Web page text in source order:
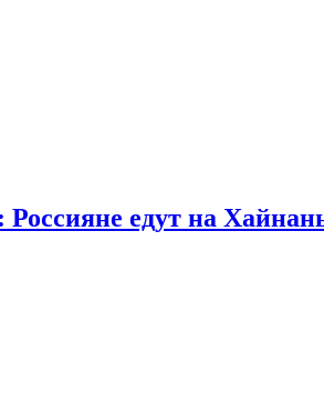
Россияне едут на